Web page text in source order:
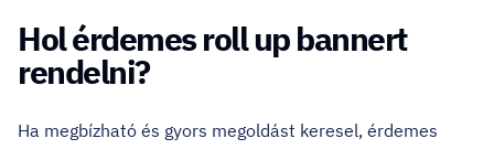
Hol érdemes roll up bannert
rendelni?
Ha megbízható és gyors megoldást keresel, érdemes